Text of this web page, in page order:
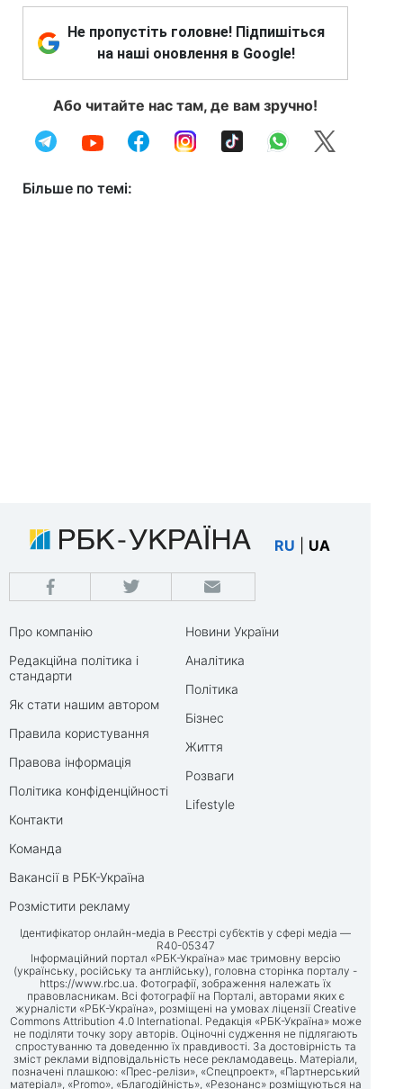
Не пропустіть головне! Підпишіться
на наші оновлення в Google!
Або читайте нас там, де вам зручно!
Більше по темі:
RU UA
Про компанію
Редакційна політика і
стандарти
Як стати нашим автором
Правила користування
Правова інформація
Політика конфіденційності
Контакти
Команда
Вакансії в РБК-Україна
Розмістити рекламу
Новини України
Аналітика
Політика
Бізнес
Життя
Розваги
Lifestyle
Ідентифікатор онлайн-медіа в Реєстрі суб’єктів у сфері медіа —
R40-05347
Інформаційний портал «РБК-Україна» має тримовну версію
(українську, російську та англійську), головна сторінка порталу -
https://www.rbc.ua. Фотографії, зображення належать їх
правовласникам. Всі фотографії на Порталі, авторами яких є
журналісти «РБК-Україна», розміщені на умовах ліцензії Creative
Commons Attribution 4.0 International. Редакція «РБК-Україна» може
не поділяти точку зору авторів. Оціночні судження не підлягають
спростуванню та доведенню їх правдивості. За достовірність та
зміст реклами відповідальність несе рекламодавець. Матеріали,
позначені плашкою: «Прес-релізи», «Спецпроект», «Партнерський
матеріал», «Promo», «Благодійність», «Резонанс» розміщуються на